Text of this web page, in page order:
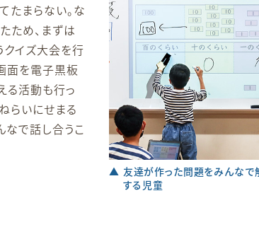
▲ 友達が作った問題をみんなで
する児童
たまらない。な
ため、まずは
イズ大会を行
面を電子黒板
る活動も行っ
らいにせまる
で話し合うこ